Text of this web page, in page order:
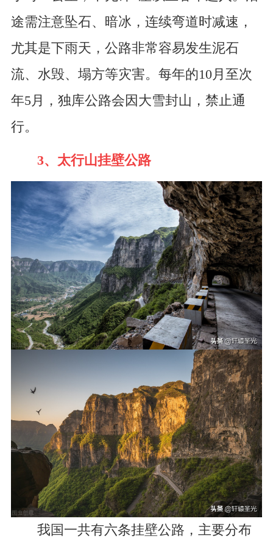
途需注意坠石、暗冰，连续弯道时减速，
尤其是下雨天，公路非常容易发生泥石
流、水毁、塌方等灾害。每年的10月至次
年5月，独库公路会因大雪封山，禁止通
行。
3、太行山挂壁公路
我国一共有六条挂壁公路，主要分布